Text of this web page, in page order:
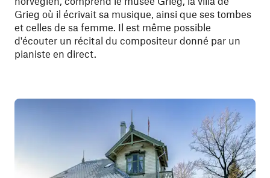
Grieg où il écrivait sa musique, ainsi que ses tombes
et celles de sa femme. Il est même possible
d'écouter un récital du compositeur donné par un
pianiste en direct.